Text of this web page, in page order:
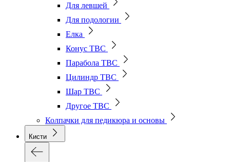
Для левшей
Для подологии
Елка
Конус ТВС
Парабола ТВС
Цилиндр ТВС
Шар ТВС
Другое ТВС
Колпачки для педикюра и основы
Кисти